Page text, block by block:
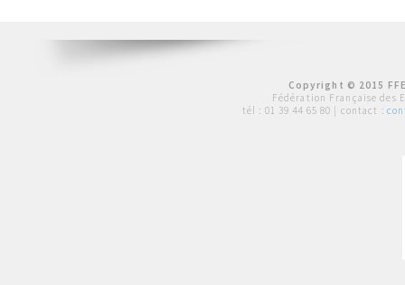
Copyright © 2015
Fédération Française des
tél : 01 39 44 65 80 | contact :